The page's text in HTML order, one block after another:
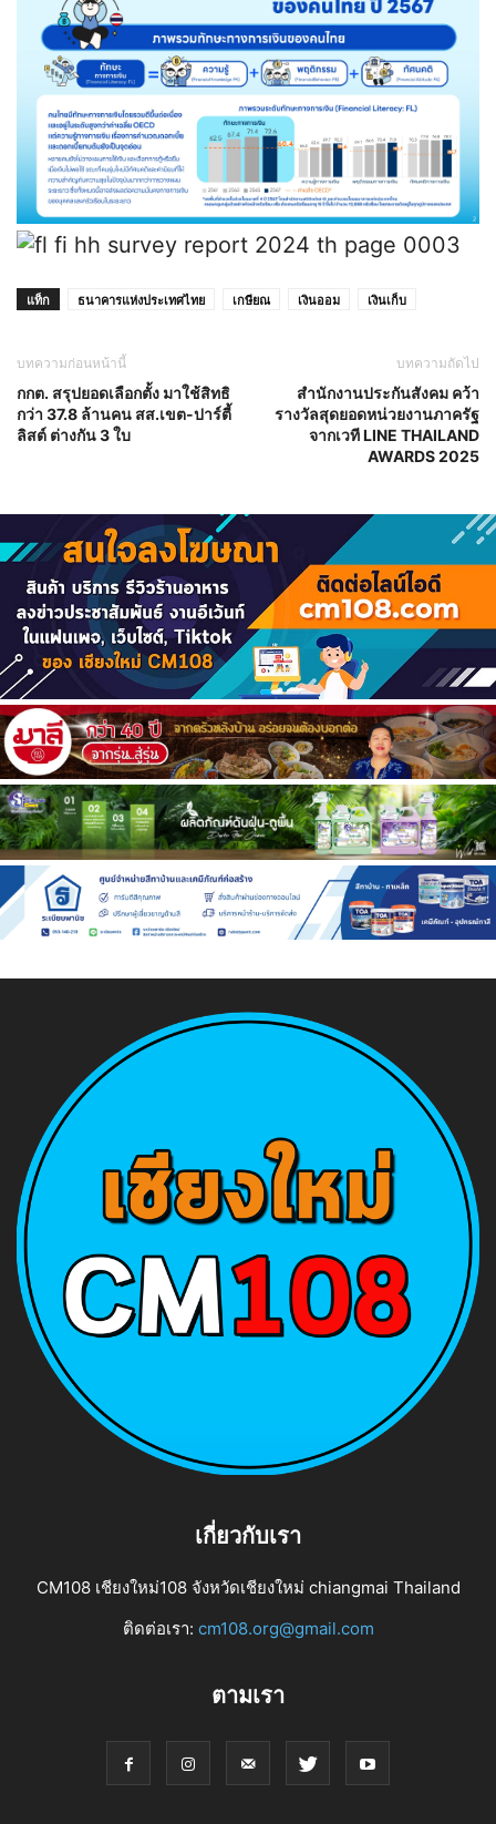
แท็ก ธนาคารแห่งประเทศไทย เกษียณ เงินออม เงินเก็บ
บทความก่อนหน้านี้
กกต. สรุปยอดเลือกตั้ง มาใช้สิทธิ
กว่า 37.8 ล้านคน สส.เขต-ปาร์ตี้
ลิสต์ ต่างกัน 3 ใบ
บทความถัดไป
สำนักงานประกันสังคม คว้า
รางวัลสุดยอดหน่วยงานภาครัฐ
จากเวที LINE THAILAND
AWARDS 2025
เกี่ยวกับเรา
CM108 เชียงใหม่108 จังหวัดเชียงใหม่ chiangmai Thailand
ติดต่อเรา: cm108.org@gmail.com
ตามเรา